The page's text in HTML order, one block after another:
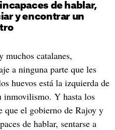
de hablar,
y encontrar un
muchos catalanes,
a ninguna parte que les
huevos está la izquierda de
inmovilismo. Y hasta los
que el gobierno de Rajoy y
de hablar, sentarse a